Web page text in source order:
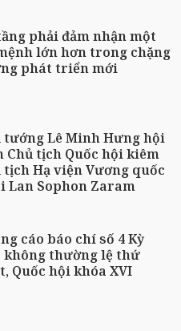
phải đảm nhận một
lớn hơn trong chặng
phát triển mới
tướng Lê Minh Hưng hội
Chủ tịch Quốc hội kiêm
tịch Hạ viện Vương quốc
Lan Sophon Zaram
cáo báo chí số 4 Kỳ
không thường lệ thứ
Quốc hội khóa XVI